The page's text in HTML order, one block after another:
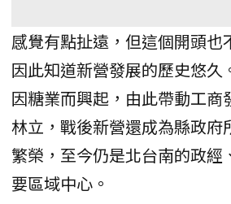
感覺有點扯遠，但這個開頭也
因此知道新營發展的歷史悠久
因糖業而興起，由此帶動工商
林立，戰後新營還成為縣政府
繁榮，至今仍是北台南的政經
要區域中心。